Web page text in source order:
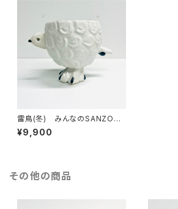
雷鳥(冬) みんなのSANZOKU
☆
¥9,900
その他の商品